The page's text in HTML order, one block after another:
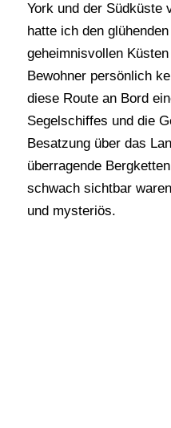
York und der Südküste
hatte ich den
geheimnisvollen
Bewohner persönlich
diese Route an Bord
Segelschiffes und die
Besatzung über das
überragende
schwach sichtbar
und mysteriös.